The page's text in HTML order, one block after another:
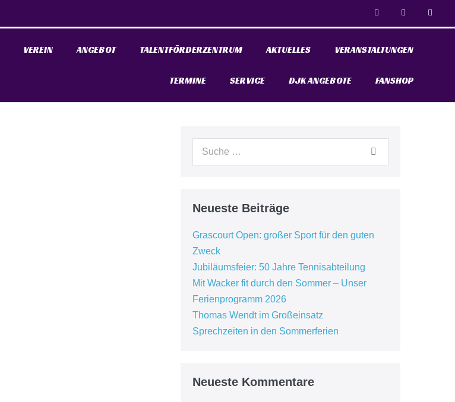
VEREIN ANGEBOT TALENTFÖRDERZENTRUM AKTUELLES VERANSTALTUNGEN
TERMINE SERVICE DJK ANGEBOTE FANSHOP
Neueste Beiträge
Grascourt Open: großer Sport für den guten
Zweck
Jubiläumsfeier: 50 Jahre Tennisabteilung
Mit Wacker fit durch den Sommer – Unser
Ferienprogramm 2026
Thomas Wendt im Großeinsatz
Sprechzeiten in den Sommerferien
Neueste Kommentare